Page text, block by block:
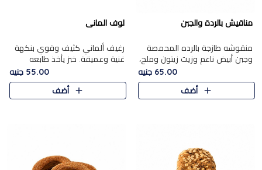
مناقيش بالردة والجبن
منقوشه طازجة بالرده المحمصة
وجبن أبيض ناعم وزيت زيتون وملح،
مباشرة من الفرن.الرده مع نعومة
الجبن فوق عجينة طازجة.
65.00 جنيه
أضف
لوف المانى
رغيف ألماني كثيف وقوي بنكهة
غنية وعميقة. خبز يأخذ طابعه
55.00 جنيه
أضف